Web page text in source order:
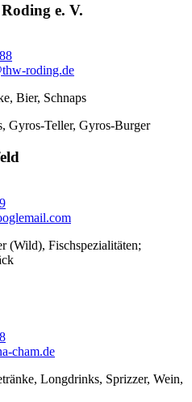
e. V.
roding.de
Bier, Schnaps
Gyros-Teller, Gyros-Burger
(Wild), Fischspezialitäten;
cham.de
Longdrinks, Sprizzer, Wein,